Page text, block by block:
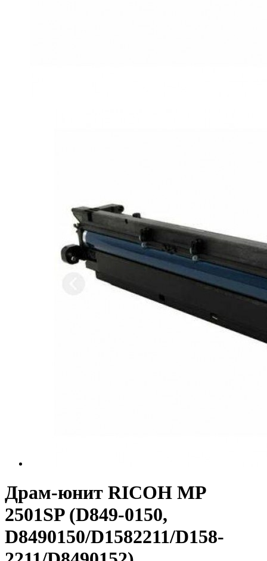
Драм-юнит RICOH MP
2501SP (D849-0150,
D8490150/D1582211/D158-